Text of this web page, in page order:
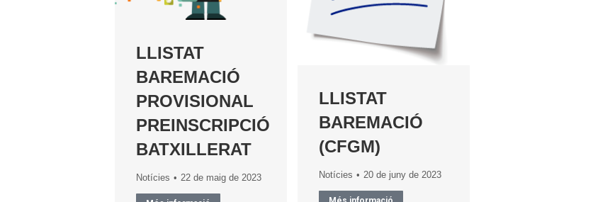
LLISTAT
BAREMACIÓ
PROVISIONAL
PREINSCRIPCIÓ
BATXILLERAT
Notícies 22 de maig de 2023
LLISTAT
BAREMACIÓ
(CFGM)
Notícies 20 de juny de 2023